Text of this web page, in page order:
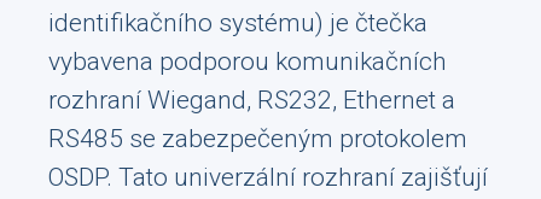
identifikačního systému) je čtečka
vybavena podporou komunikačních
rozhraní Wiegand, RS232, Ethernet a
RS485 se zabezpečeným protokolem
OSDP. Tato univerzální rozhraní zajišťují